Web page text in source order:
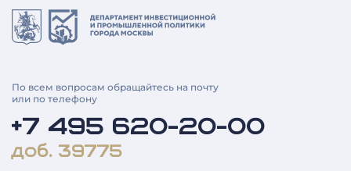
По всем вопросам обращайтесь на почту
или по телефону
+7 495 620-20-00
доб. 39775